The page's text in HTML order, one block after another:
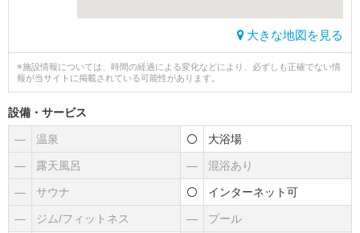
大きな地図を見る
※施設情報については、時間の経過による変化などにより、必ずしも正確でない情
報が当サイトに掲載されている可能性があります。
設備・サービス
― 温泉 大浴場
― 露天風呂 ― 混浴あり
― サウナ インターネット可
― ジム/フィットネス ― プール